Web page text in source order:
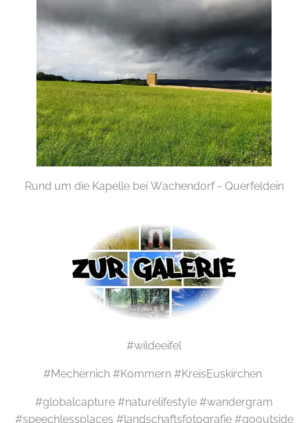
Rund um die Kapelle bei Wachendorf - Querfeldein
#wildeeifel
#Mechernich #Kommern #KreisEuskirchen
#globalcapture #naturelifestyle #wandergram
#speechlessplaces #landschaftsfotografie #gooutside